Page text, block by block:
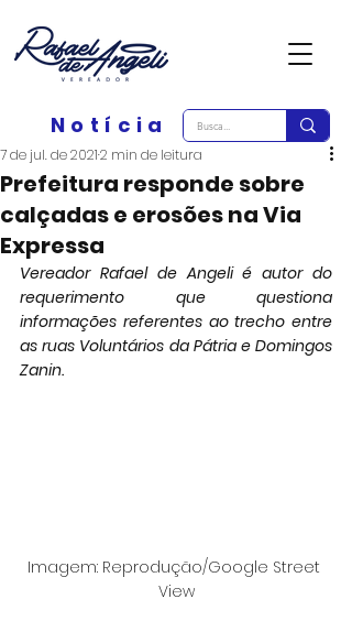
Notícia
Prefeitura responde sobre
calçadas e erosões na Via
Expressa
7 de jul. de 20212 min de leitura
Vereador Rafael de Angeli é autor do
requerimento que questiona
informações referentes ao trecho entre
as ruas Voluntários da Pátria e Domingos
Zanin.
Imagem: Reprodução/Google Street
View